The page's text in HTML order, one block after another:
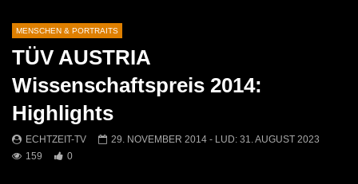
Korbflechten – Ein uraltes Handwerk
lebt wieder auf
ECHTZEIT-TV
20. MÄRZ 2026
607
2
422
2
MENSCHEN & PORTRAITS
TÜV AUSTRIA
Wissenschaftspreis 2014:
Highlights
ECHTZEIT-TV 29. NOVEMBER 2014 - LUD: 31. AUGUST 2023
159
0